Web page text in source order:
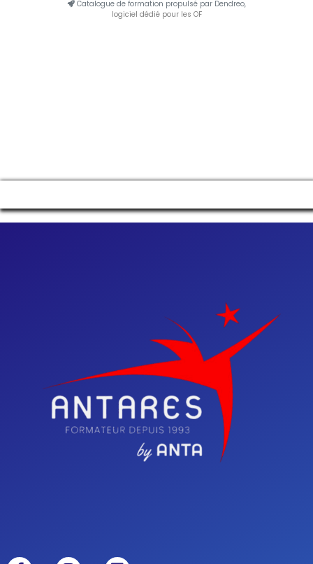
Catalogue de formation propulsé par Dendreo,
logiciel dédié pour les OF